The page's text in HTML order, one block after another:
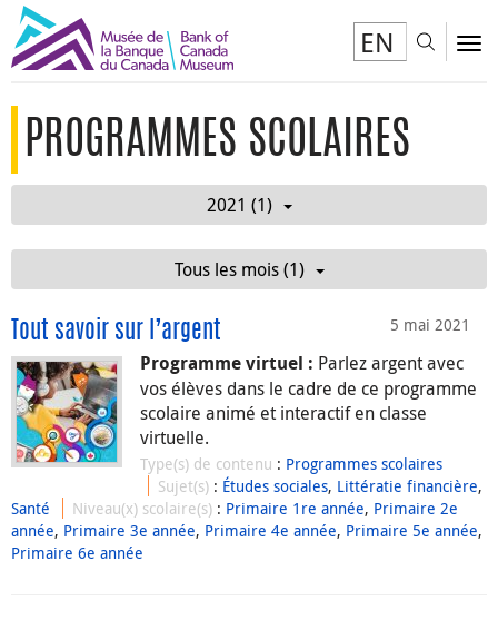
EN
PROGRAMMES SCOLAIRES
2021 (1)
Tous les mois (1)
5 mai 2021
Tout savoir sur l’argent
Programme virtuel : Parlez argent avec
vos élèves dans le cadre de ce programme
scolaire animé et interactif en classe
virtuelle.
Type(s) de contenu : Programmes scolaires
Sujet(s) : Études sociales, Littératie financière,
Santé
Niveau(x) scolaire(s) : Primaire 1re année, Primaire 2e
année, Primaire 3e année, Primaire 4e année, Primaire 5e année,
Primaire 6e année